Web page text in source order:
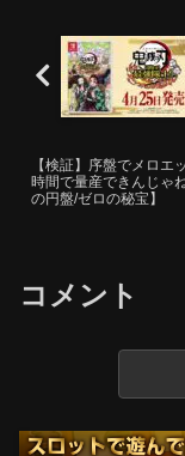
【検証】序盤でメロエ
時間で量産できんじゃ
の円盤/ゼロの秘宝】
コメント